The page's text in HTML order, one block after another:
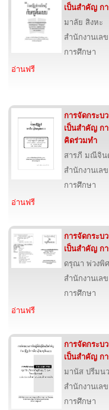
เป็นสำคัญ ก
มาลัย สิงหะ
สำนักงานเล
การศึกษา
อ่านฟรี
การจัดกระบ
เป็นสำคัญ ก
คิดร่วมทำ
สารภี มณีจิน
สำนักงานเล
การศึกษา
อ่านฟรี
การจัดกระบ
เป็นสำคัญ ก
ดรุณา พ่วงพิศ
สำนักงานเล
การศึกษา
อ่านฟรี
การจัดกระบ
เป็นสำคัญ ก
มานัส ปรีมน
สำนักงานเล
การศึกษา